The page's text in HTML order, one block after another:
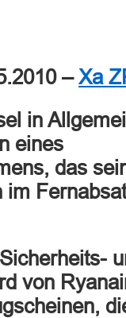
–Xa
in
eines
das
von